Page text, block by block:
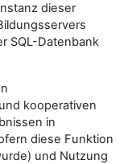
dieser
SQL-Datenbank
kooperativen
in
diese Funktion
und Nutzung